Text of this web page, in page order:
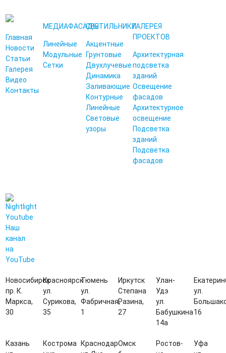
Главная
Новости
Статьи
Галерея
Видео
Контакты
МЕДИАФАСАДЫ
Линейные
Модульные
Сетки
СВЕТИЛЬНИКИ
Акцентные
Грунтовые
Двухлучевые
Динамика
Заливающие
Контурные
Линейные
Световые
узоры
ГАЛЕРЕЯ
ПРОЕКТОВ
Архитектурная
подсветка
зданий
Освещение
фасадов
Архитектурное
освещение
Подсветка
зданий
Подсветка
фасадов
Наш
канал
на
YouTube
Новосибирск
пр. К.
Маркса,
30
Красноярск
ул.
Сурикова,
35
Тюмень
ул.
Фабричная,
1
Иркутск
Степана
Разина,
27
Улан-
Удэ
ул.
Бабушкина
14а
ул.
16
Казань
Кострома
КраснодарОмск
Ростов-
Уфа